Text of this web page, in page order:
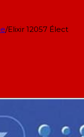
/Elixir 12057 Élect